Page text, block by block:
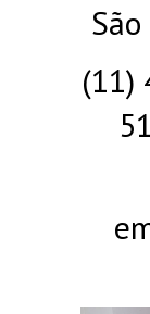
(11)